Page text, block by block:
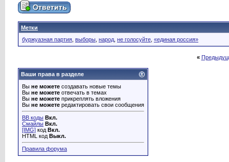
Метки
буржуазная партия выборы народ не голосуйте «единая россия»
«
Ваши права в разделе
Вы не можете создавать новые темы
Вы не можете отвечать в темах
Вы не можете прикреплять вложения
Вы не можете редактировать свои сообщения
BB коды Вкл.
Смайлы Вкл.
[IMG] код Вкл.
HTML код Выкл.
Правила форума